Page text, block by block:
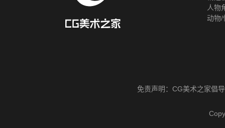
人物
动物/
免责声明： CG美术之家倡